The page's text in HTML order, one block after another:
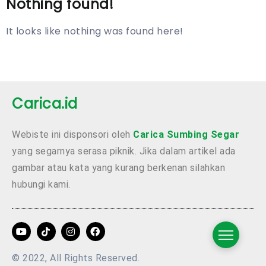
Nothing found!
It looks like nothing was found here!
Carica.id
Webiste ini disponsori oleh Carica Sumbing Segar
yang segarnya serasa piknik. Jika dalam artikel ada
gambar atau kata yang kurang berkenan silahkan
hubungi kami.
© 2022, All Rights Reserved.